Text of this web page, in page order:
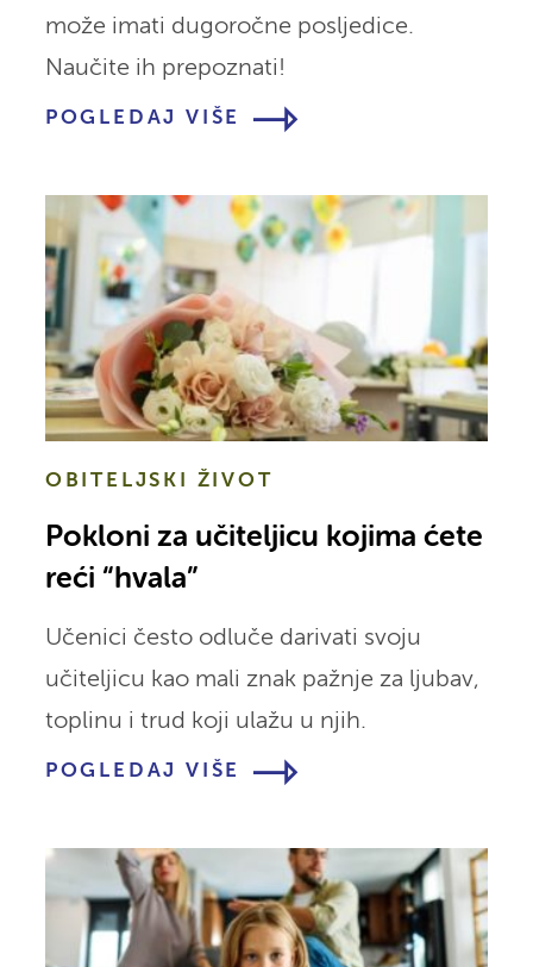
može imati dugoročne posljedice.
Naučite ih prepoznati!
POGLEDAJ VIŠE
OBITELJSKI ŽIVOT
Pokloni za učiteljicu kojima ćete
reći “hvala”
Učenici često odluče darivati svoju
učiteljicu kao mali znak pažnje za ljubav,
toplinu i trud koji ulažu u njih.
POGLEDAJ VIŠE